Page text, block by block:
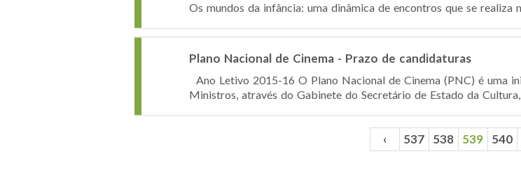
Os mundos da infância: uma dinâmica de encontros que se realiza
Plano Nacional de Cinema - Prazo de candidaturas
Ano Letivo 2015-16 O Plano Nacional de Cinema (PNC) é uma
Ministros, através do Gabinete do Secretário de Estado da
‹ 537 538 539 540